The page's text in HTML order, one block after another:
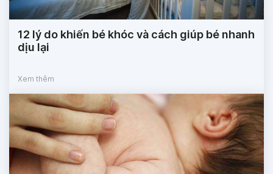
12 lý do khiến bé khóc và cách giúp bé nhanh
dịu lại
Xem thêm